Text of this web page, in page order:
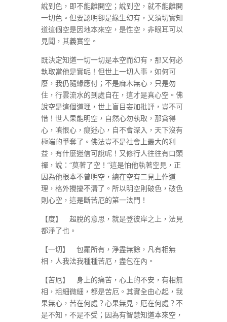
說到色，即不能離開空；說到空，就不能離開
一切色。但要認明卻是緣生幻有，又須切實知
道這個空是因地本來空，是性空，非眼耳可以
見聞，其義實空。
既決定知道一切一切是本空而幻有，那又何必
執取當他是實呢！但世上一切人事，如何可
廢，我仍隨緣應付；不是麻木無心，只是勿
住，行雲流水的到處自在，這才是真心空。佛
說空是這個道理，世上盲目妄加批評，豈不可
惜！世人果能明空，自然心勿執取，那貪得
心，嗔恨心，癡迷心，自不會深入，天下沒有
極端的爭奪了。佛法豈不是社會上最大的利
益，有什麼迷信可說呢！又修行人往往有口頭
禪，說：“莫著了空！”這是怕他執著空見，正
因為他根本不曾明空，總在空有二見上作道
理，格外攪擾不清了。所以明空則破色，破色
則心空，這是斷苦厄的第一法門！
【度】 超脫的意思，就是登彼岸之上，法見
都淨了也。
【一切】 包羅所有，淨盡無餘，凡有相無
相，人我法我種種苦厄，盡包在內。
【苦厄】 身上的痛苦，心上的不安，有相無
相，粗細微細，都是苦厄。其實全由心起，我
果無心，苦在何處？心果無見，厄在何處？不
是不知，不是不受；因為有智慧知道本來空，